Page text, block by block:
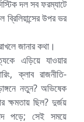
দল সব ফরম্যাটে
উপর ভর
জানার কথা।
এড়িয়ে যাওয়ার
ক্লাব রাজনীতি-
নতুন? অভিষেক
ক্ষমতায় ছিল? দুর্জয়
পড়ে; সেই সময়ে